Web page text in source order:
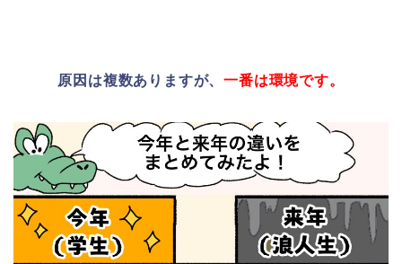
原因は複数ありますが、一番は環境です。